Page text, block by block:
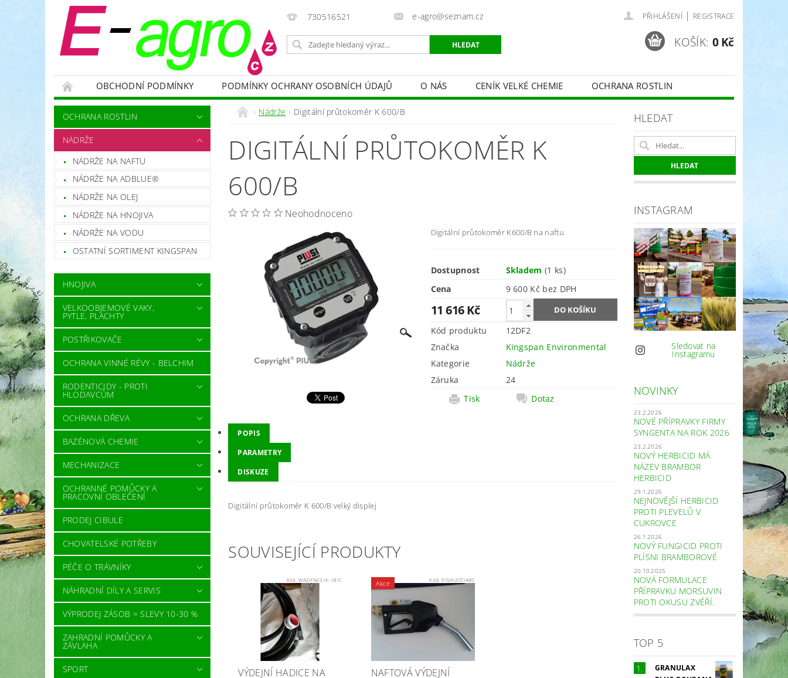
730516521 e-agro@seznam.cz PŘIHLÁŠENÍ | REGISTRACE
KOŠÍK: 0 Kč
OBCHODNÍ PODMÍNKY PODMÍNKY OCHRANY OSOBNÍCH ÚDAJŮ O NÁS CENÍK VELKÉ CHEMIE
OCHRANA ROSTLIN
NÁDRŽE
HNOJIVA VELKOOBJEMOVÉ VAKY, PYTLE, PLACHTY POSTŘIKOVAČE
RODENTICIDY - PROTI HLODAVCŮM
OCHRANNÉ POMŮCKY A PRACOVNÍ OBLEČENÍ
PRODEJ CIBULE CHOVATELSKÉ POTŘEBY
PÉČE O TRÁVNÍKY
NÁHRADNÍ DÍLY A SERVIS
VÝPRODEJ ZÁSOB = SLEVY 10-30 %
OCHRANA ROSTLIN
NÁDRŽE
NÁDRŽE NA NAFTU
NÁDRŽE NA ADBLUE®
NÁDRŽE NA OLEJ
NÁDRŽE NA HNOJIVA
NÁDRŽE NA VODU
OSTATNÍ SORTIMENT KINGSPAN
HNOJIVA
VELKOOBJEMOVÉ VAKY,
PYTLE, PLACHTY
POSTŘIKOVAČE
OCHRANA VINNÉ RÉVY - BELCHIM
RODENTICIDY - PROTI
HLODAVCŮM
OCHRANA DŘEVA
BAZÉNOVÁ CHEMIE
MECHANIZACE
OCHRANNÉ POMŮCKY A
PRACOVNÍ OBLEČENÍ
PRODEJ CIBULE
CHOVATELSKÉ POTŘEBY
PÉČE O TRÁVNÍKY
NÁHRADNÍ DÍLY A SERVIS
VÝPRODEJ ZÁSOB = SLEVY 10-30 %
ZAHRADNÍ POMŮCKY A
ZÁVLAHA
SPORT
Nádrže Digitální průtokoměr K 600/B
DIGITÁLNÍ PRŮTOKOMĚR K
600/B
Neohodnoceno
Digitální průtokoměr K600/B na naftu
Dostupnost Skladem(1 ks)
Cena
9 600 Kč bez DPH
11 616 Kč
Kód produktu
12DF2
Značka
Kingspan Environmental
Kategorie
Nádrže
Záruka
24
Tisk
Dotaz
POPIS
PARAMETRY
DISKUZE
Digitální průtokoměr K 600/B velký displej
SOUVISEJÍCÍ PRODUKTY
Kód:WAZ/FM/3/4--/8/C
VÝDEJNÍ HADICE NA
Akce Kód: PIS/AUOT/A80
NAFTOVÁ VÝDEJNÍ
HLEDAT
INSTAGRAM
Sledovat na
Instagramu
NOVINKY
23.2.2026
NOVÉ PŘÍPRAVKY FIRMY
SYNGENTA NA ROK 2026
23.2.2026
NOVÝ HERBICID MÁ
NÁZEV BRAMBOR
HERBICID
29.1.2026
NEJNOVĚJŠÍ HERBICID
PROTI PLEVELŮ V
CUKROVCE
26.1.2026
NOVÝ FUNGICID PROTI
PLÍSNI BRAMBOROVÉ
20.10.2025
NOVÁ FORMULACE
PŘÍPRAVKU MORSUVIN
PROTI OKUSU ZVĚŘÍ.
TOP 5
GRANULAX